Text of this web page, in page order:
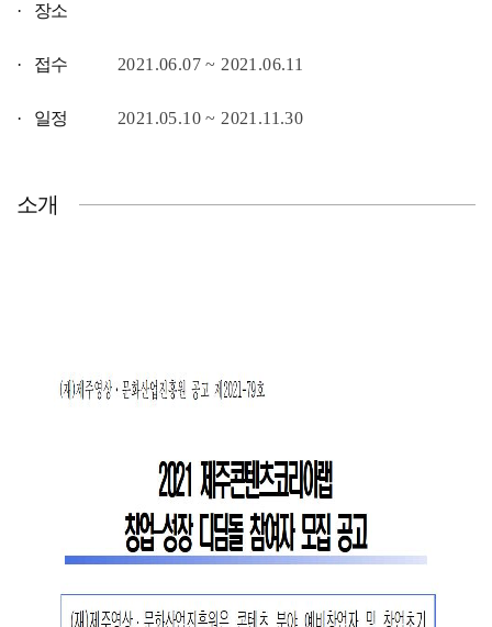
· 장소
· 접수 2021.06.07 ~ 2021.06.11
· 일정 2021.05.10 ~ 2021.11.30
소개